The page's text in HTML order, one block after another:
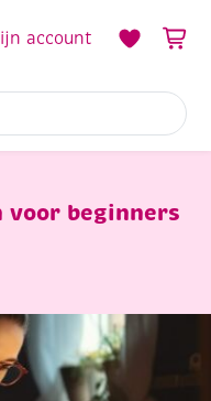
account
voor beginners